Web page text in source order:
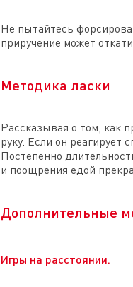
Не пытайтесь
приручение может
Методика ласки
Рассказывая о том, как
руку. Если он
Постепенно
и поощрения едой
Дополнительные
Игры на расстоянии.